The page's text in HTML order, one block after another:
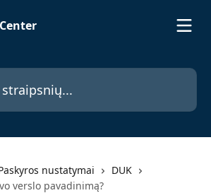
nustatymai
DUK
verslo pavadinimą?